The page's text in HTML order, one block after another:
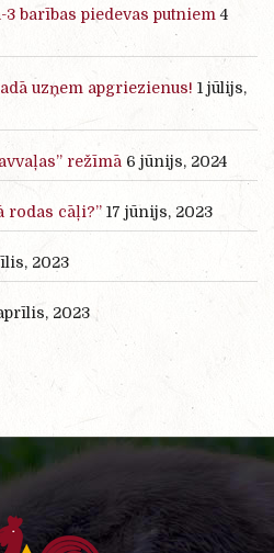
3 barības piedevas putniem 4
uzņem apgriezienus! 1 jūlijs,
režīmā 6 jūnijs, 2024
rodas cāļi?” 17 jūnijs, 2023
2023
2023